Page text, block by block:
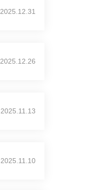
2025.12.31
2025.12.26
2025.11.13
2025.11.10